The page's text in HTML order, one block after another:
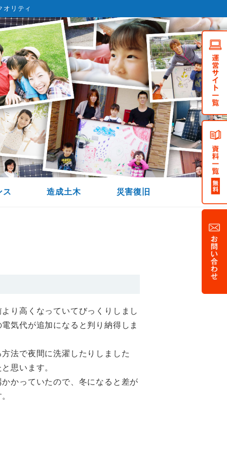
オリティ
ス 造成土木 災害復旧
り高くなっていてびっくりしまし
気代が追加になると判り納得しま
法で夜間に洗濯したりしました
思います。
かっていたので、冬になると差が